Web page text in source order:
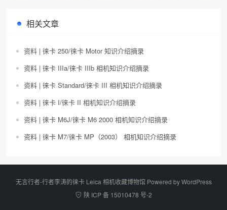
相关文章
资料 | 徕卡 250/徕卡 Motor 知识介绍摘录
资料 | 徕卡 IIIa/徕卡 IIIb 相机知识介绍摘录
资料 | 徕卡 Standard/徕卡 III 相机知识介绍摘录
资料 | 徕卡 I/徕卡 II 相机知识介绍摘录
资料 | 徕卡 M6J/徕卡 M6 2000 相机知识介绍摘录
资料 | 徕卡 M7/徕卡 MP（2003） 相机知识介绍摘录
无言行者-行者李涛的徕卡 Leica 相机收藏博物馆 Powered byWordPress
陕 ICP 备 15010478 号-2